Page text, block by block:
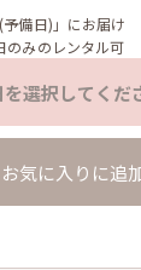
備日)」にお届け
みのレンタル可
を選択してくだ
お気に入りに追